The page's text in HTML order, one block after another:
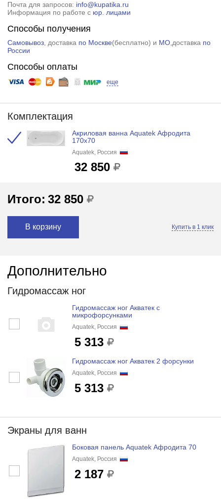
Почта для запросов: info@kupatika.ru
Информация по работе с юр. лицами
Способы получения
Самовывоз, доставка по Москве(бесплатно) и МО,доставка по
России
Способы оплаты
еще
Комплектация
Акриловая ванна Aquatek Афродита
170x70
Aquatek, Россия
32 850
Итого: 32 850
В корзину Купить в 1 клик
Дополнительно
Гидромассаж ног
Гидромассаж ног Акватек с
микрофорсунками
Aquatek, Россия
5 313
Гидромассаж ног Акватек 2 форсунки
Aquatek, Россия
5 313
Экраны для ванн
Боковая панель Aquatek Афродита 70
Aquatek, Россия
2 187